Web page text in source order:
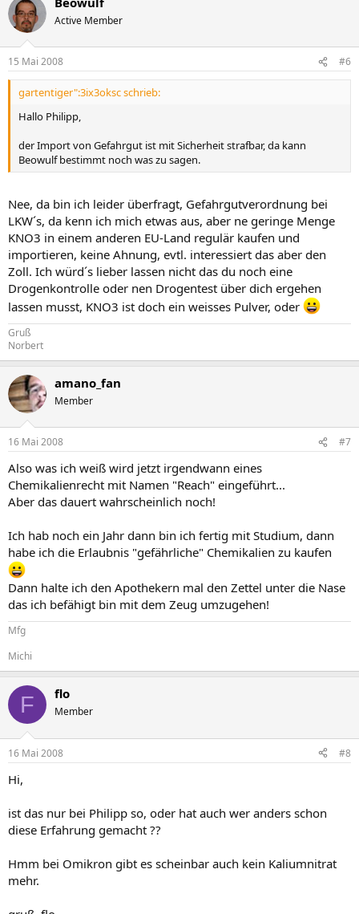
Active Member
15 Mai 2008 #6
gartentiger":3ix3oksc schrieb:
Hallo Philipp,
der Import von Gefahrgut ist mit Sicherheit strafbar, da kann
Beowulf bestimmt noch was zu sagen.
Nee, da bin ich leider überfragt, Gefahrgutverordnung bei
LKW´s, da kenn ich mich etwas aus, aber ne geringe Menge
KNO3 in einem anderen EU-Land regulär kaufen und
importieren, keine Ahnung, evtl. interessiert das aber den
Zoll. Ich würd´s lieber lassen nicht das du noch eine
Drogenkontrolle oder nen Drogentest über dich ergehen
lassen musst, KNO3 ist doch ein weisses Pulver, oder
Gruß
Norbert
amano_fan
Member
16 Mai 2008 #7
Also was ich weiß wird jetzt irgendwann eines
Chemikalienrecht mit Namen "Reach" eingeführt...
Aber das dauert wahrscheinlich noch!
Ich hab noch ein Jahr dann bin ich fertig mit Studium, dann
habe ich die Erlaubnis "gefährliche" Chemikalien zu kaufen
Dann halte ich den Apothekern mal den Zettel unter die Nase
das ich befähigt bin mit dem Zeug umzugehen!
Mfg
Michi
F flo
Member
16 Mai 2008 #8
Hi,
ist das nur bei Philipp so, oder hat auch wer anders schon
diese Erfahrung gemacht ??
Hmm bei Omikron gibt es scheinbar auch kein Kaliumnitrat
mehr.